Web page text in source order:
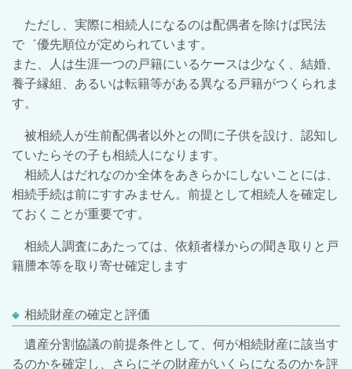
ただし、実際に相続人になるのは配偶者を除けば民法
で゛優先順位が定められています。
また、人は生涯一つの戸籍にいるケースは少なく、結婚、
養子縁組、あるいは転籍等がある異なる戸籍がつくられま
す。
被相続人が生前配偶者以外との間に子供を設け、認知し
ていたらその子も相続人になります。
相続人はだれなのか全体をあきらかにしないことには、
相続手続は前にすすみません。前提として相続人を確定し
ておくことが重要です。
相続人調査にあたっては、依頼者様からの聞き取りと戸
籍謄本等を取り寄せ確定します
相続財産の確定と評価
遺産分割協議の前提条件として、何が相続財産に該当す
るのかを確定し、さらにその財産がいくらになるのかを評